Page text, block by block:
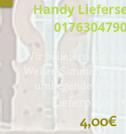
Handy
Wir beliefern Sie
Weiler-Simmerberg
umliegenden
4,00€